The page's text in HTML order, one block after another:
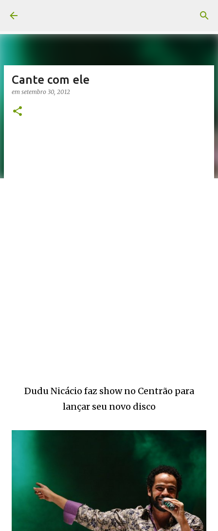
Cante com ele
em setembro 30, 2012
Dudu Nicácio faz show no Centrão para
lançar seu novo disco